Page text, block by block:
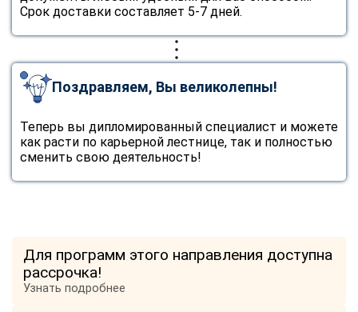
Срок доставки составляет 5-7 дней.
Поздравляем, Вы великолепны!
Теперь вы дипломированный специалист и можете
как расти по карьерной лестнице, так и полностью
сменить свою деятельность!
Для программ этого направления доступна
рассрочка!
Узнать подробнее